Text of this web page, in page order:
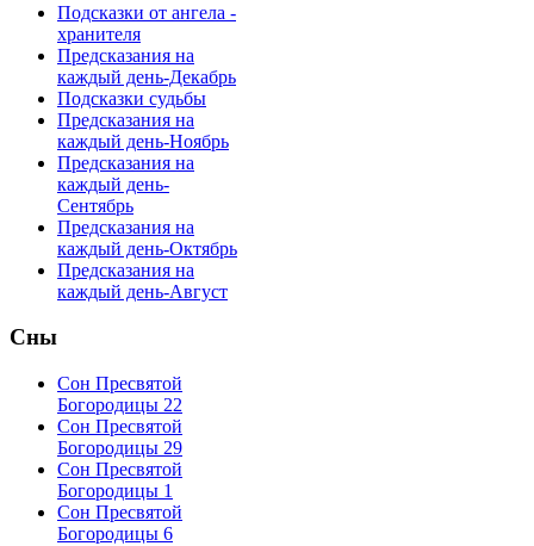
Подсказки от ангела -
хранителя
Предсказания на
каждый день-Декабрь
Подсказки судьбы
Предсказания на
каждый день-Ноябрь
Предсказания на
каждый день-
Сентябрь
Предсказания на
каждый день-Октябрь
Предсказания на
каждый день-Август
Сны
Сон Пресвятой
Богородицы 22
Сон Пресвятой
Богородицы 29
Сон Пресвятой
Богородицы 1
Сон Пресвятой
Богородицы 6